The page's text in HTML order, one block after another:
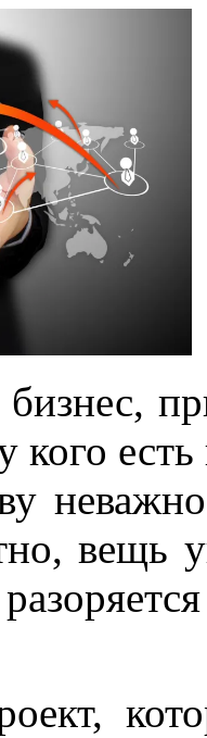
кого
вещь